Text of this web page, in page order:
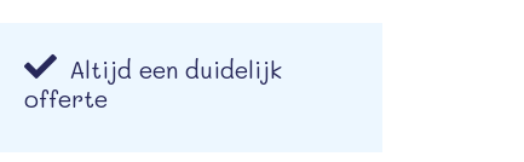
Altijd een duidelijk
offerte